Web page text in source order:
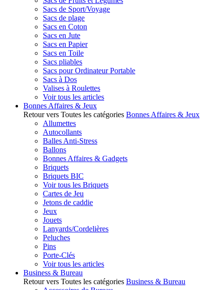
Sacs de Sport/Voyage
Sacs de plage
Sacs en Coton
Sacs en Jute
Sacs en Papier
Sacs en Toile
Sacs pliables
Sacs pour Ordinateur Portable
Sacs à Dos
Valises à Roulettes
Voir tous les articles
Bonnes Affaires & Jeux
Retour vers Toutes les catégories Bonnes Affaires & Jeux
Allumettes
Autocollants
Balles Anti-Stress
Ballons
Bonnes Affaires & Gadgets
Briquets
Briquets BIC
Voir tous les Briquets
Cartes de Jeu
Jetons de caddie
Jeux
Jouets
Lanyards/Cordelières
Peluches
Pins
Porte-Clés
Voir tous les articles
Business & Bureau
Retour vers Toutes les catégories Business & Bureau